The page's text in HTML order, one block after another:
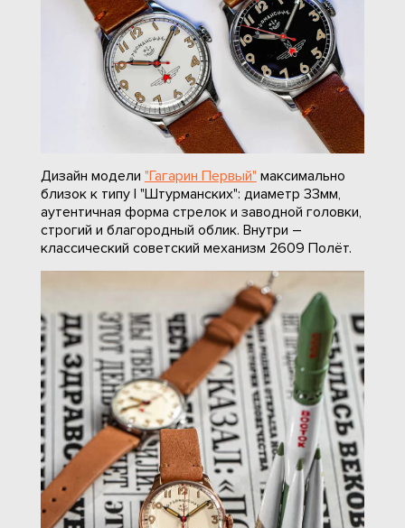
Дизайн модели "Гагарин Первый" максимально
близок к типу I "Штурманских": диаметр 33мм,
аутентичная форма стрелок и заводной головки,
строгий и благородный облик. Внутри –
классический советский механизм 2609 Полёт.